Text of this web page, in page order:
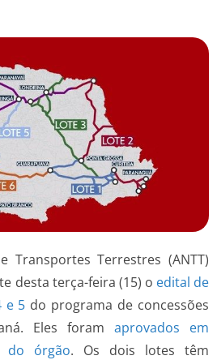
Transportes Terrestres (ANTT)
desta terça-feira (15) o edital de
e 5 do programa de concessões
Eles foram aprovados em
do órgão. Os dois lotes têm